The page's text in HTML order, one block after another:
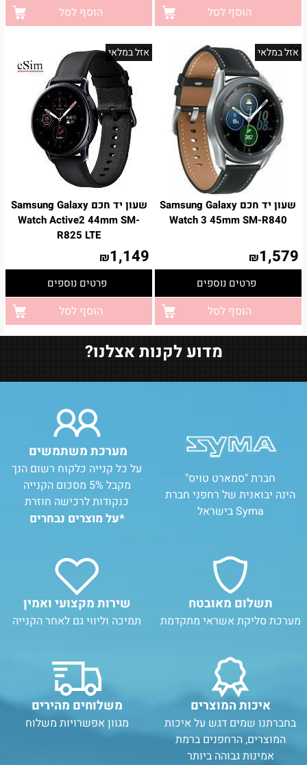
הוסף לסל הוסף לסל
אזל במלאי
שעון יד חכם Samsung Galaxy
Watch 3 45mm SM-R840
₪1,579
פרטים נוספים
הוסף לסל
אזל במלאי
שעון יד חכם Samsung Galaxy
Watch Active2 44mm SM-
R825 LTE
₪1,149
פרטים נוספים
הוסף לסל
מדוע לקנות אצלנו?
חברת "סמארט טויס"
הינה יבואנית של רחפני חברת
Syma בישראל
מערכת משתמשים
על כל קנייה כלקוח רשום הנך
מקבל 5% מסכום הקנייה
כנקודות לרכישה חוזרת
*על מוצרים נבחרים
תשלום מאובטח
מערכת סליקת אשראי מתקדמת
שירות מקצועי ואמין
תמיכה וליווי גם לאחר הקנייה
איכות המוצרים
בחברתנו שמים דגש על איכות
המוצרים, הרחפנים ברמת
אמינות גבוהה ביותר
משלוחים מהירים
מגוון אפשרויות משלוח